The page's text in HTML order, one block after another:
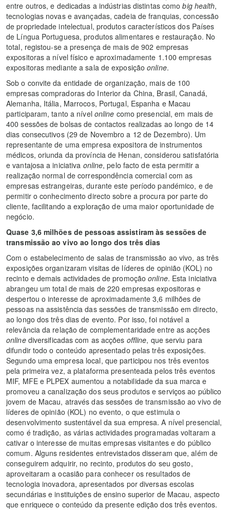
entre outros, e dedicadas a indústrias distintas comobig health,
tecnologias novas e avançadas, cadeia de franquias, concessão
de propriedade intelectual, produtos característicos dos Países
de Língua Portuguesa, produtos alimentares e restauração. No
total, registou-se a presença de mais de 902 empresas
expositoras a nível físico e aproximadamente 1.100 empresas
expositoras mediante a sala de exposiçãoonline.
Sob o convite da entidade de organização, mais de 100
empresas compradoras do Interior da China, Brasil, Canadá,
Alemanha, Itália, Marrocos, Portugal, Espanha e Macau
participaram, tanto a nível online como presencial, em mais de
400 sessões de bolsas de contactos realizadas ao longo de 14
dias consecutivos (29 de Novembro a 12 de Dezembro). Um
representante de uma empresa expositora de instrumentos
médicos, oriunda da província de Henan, considerou satisfatória
e vantajosa a iniciativa online, pelo facto de esta permitir a
realização normal de correspondência comercial com as
empresas estrangeiras, durante este período pandémico, e de
permitir o conhecimento directo sobre a procura por parte do
cliente, facilitando a exploração de uma maior oportunidade de
negócio.
Quase 3,6 milhões de pessoas assistiram às sessões de
transmissão ao vivo ao longo dos três dias
Com o estabelecimento de salas de transmissão ao vivo, as três
exposições organizaram visitas de líderes de opinião (KOL) no
recinto e demais actividades de promoçãoonline. Esta iniciativa
abrangeu um total de mais de 220 empresas expositoras e
despertou o interesse de aproximadamente 3,6 milhões de
pessoas na assistência das sessões de transmissão em directo,
ao longo dos três dias de evento. Por isso, foi notável a
relevância da relação de complementaridade entre as acções
onlinediversificadas com as acções offline, que serviu para
difundir todo o conteúdo apresentado pelas três exposições.
Segundo uma empresa local, que participou nos três eventos
pela primeira vez, a plataforma presenteada pelos três eventos
MIF, MFE e PLPEX aumentou a notabilidade da sua marca e
promoveu a canalização dos seus produtos e serviços ao público
jovem de Macau, através das sessões de transmissão ao vivo de
líderes de opinião (KOL) no evento, o que estimula o
desenvolvimento sustentável da sua empresa. A nível presencial,
como é tradição, as várias actividades programadas voltaram a
cativar o interesse de muitas empresas visitantes e do público
comum. Alguns residentes entrevistados disseram que, além de
conseguirem adquirir, no recinto, produtos do seu gosto,
aproveitaram a ocasião para conhecer os resultados de
tecnologia inovadora, apresentados por diversas escolas
secundárias e instituições de ensino superior de Macau, aspecto
que enriquece o conteúdo da presente edição dos três eventos.